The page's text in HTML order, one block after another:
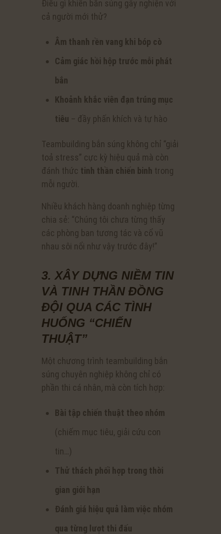
Điều gì khiến bắn súng gây nghiện với
cả người mới thử?
Âm thanh rền vang khi bóp cò
Cảm giác hồi hộp trước mỗi phát
bắn
Khoảnh khắc viên đạn trúng mục
tiêu – đầy phấn khích và tự hào
Teambuilding bắn súng không chỉ “giải
toả stress” cực kỳ hiệu quả mà còn
đánh thức tinh thần chiến binh trong
mỗi người.
Nhiều khách hàng doanh nghiệp từng
chia sẻ: “Chúng tôi chưa từng thấy
các phòng ban tương tác và cổ vũ
nhau sôi nổi như vậy trước đây!”
3. XÂY DỰNG NIỀM TIN
VÀ TINH THẦN ĐỒNG
ĐỘI QUA CÁC TÌNH
HUỐNG “CHIẾN
THUẬT”
Một chương trình teambuilding bắn
súng chuyên nghiệp không chỉ có
phần thi cá nhân, mà còn tích hợp:
Bài tập chiến thuật theo nhóm
(chiếm mục tiêu, giải cứu con
tin…)
Thử thách phối hợp trong thời
gian giới hạn
Đánh giá hiệu quả làm việc nhóm
qua từng lượt thi đấu